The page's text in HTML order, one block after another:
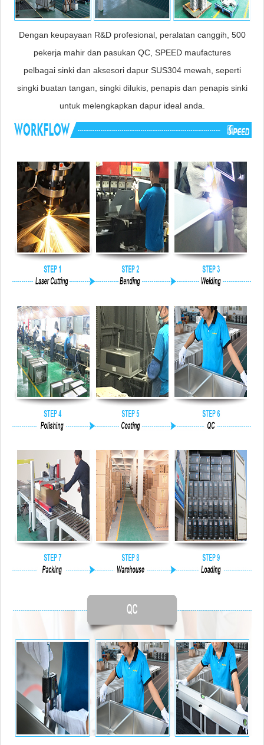
Dengan keupayaan R&D profesional, peralatan canggih, 500
pekerja mahir dan pasukan QC, SPEED maufactures
pelbagai sinki dan aksesori dapur SUS304 mewah, seperti
singki buatan tangan, singki dilukis, penapis dan penapis sinki
untuk melengkapkan dapur ideal anda.